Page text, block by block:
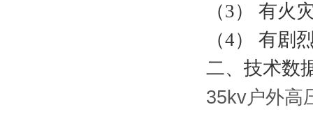
（3） 有火
（4） 有剧
二、技术数
35kv户外高